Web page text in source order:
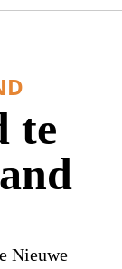
te
Nieuwe